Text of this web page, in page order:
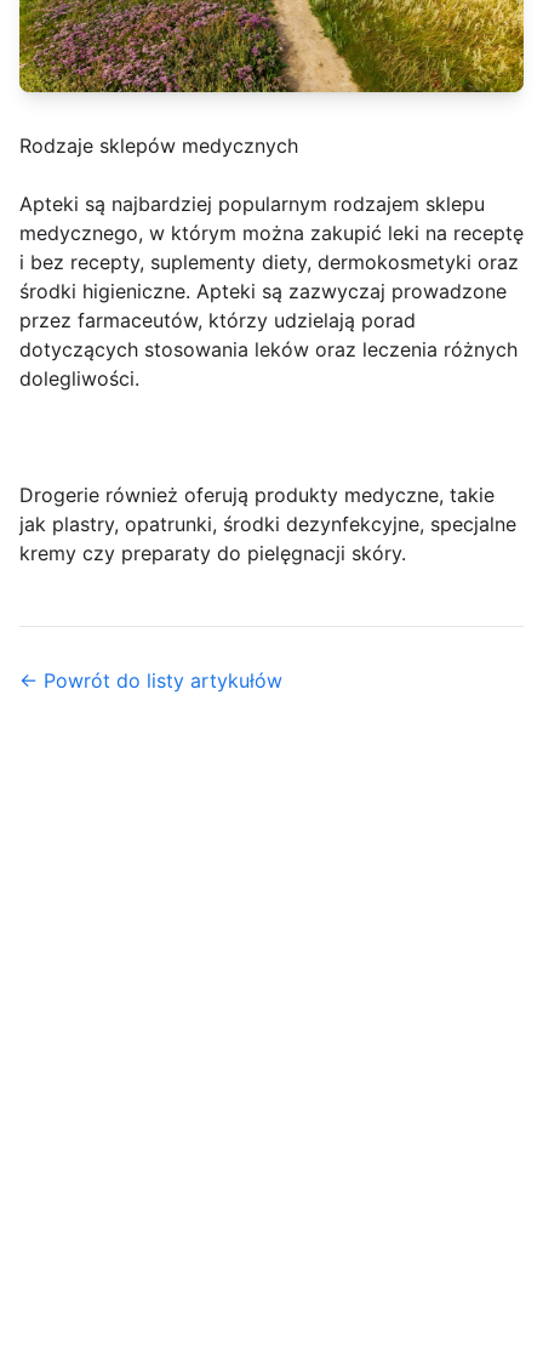
Rodzaje sklepów medycznych
Apteki są najbardziej popularnym rodzajem sklepu
medycznego, w którym można zakupić leki na receptę
i bez recepty, suplementy diety, dermokosmetyki oraz
środki higieniczne. Apteki są zazwyczaj prowadzone
przez farmaceutów, którzy udzielają porad
dotyczących stosowania leków oraz leczenia różnych
dolegliwości.
Drogerie również oferują produkty medyczne, takie
jak plastry, opatrunki, środki dezynfekcyjne, specjalne
kremy czy preparaty do pielęgnacji skóry.
← Powrót do listy artykułów